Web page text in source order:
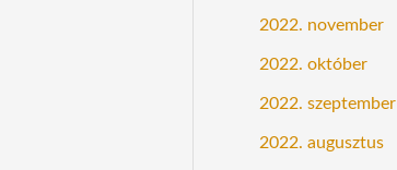
2022. november
2022. október
2022. szeptember
2022. augusztus